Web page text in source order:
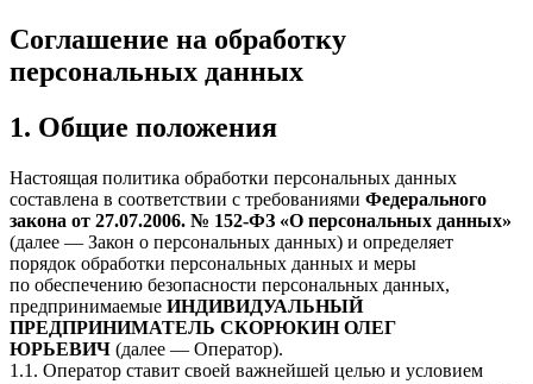
Соглашение на обработку
персональных данных
1. Общие положения
Настоящая политика обработки персональных данных
составлена в соответствии с требованиями Федерального
закона от 27.07.2006. № 152-ФЗ «О персональных данных»
(далее — Закон о персональных данных) и определяет
порядок обработки персональных данных и меры
по обеспечению безопасности персональных данных,
предпринимаемые ИНДИВИДУАЛЬНЫЙ
ПРЕДПРИНИМАТЕЛЬ СКОРЮКИН ОЛЕГ
ЮРЬЕВИЧ (далее — Оператор).
1.1. Оператор ставит своей важнейшей целью и условием